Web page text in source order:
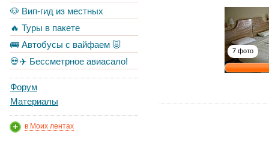
🐶 Вип-гид из местных
🔥 Туры в пакете
🚌 Автобусы с вайфаем 🐷
💀✈️ Бессметрное авиасало!
Форум
Материалы
в Моих лентах
7 фото